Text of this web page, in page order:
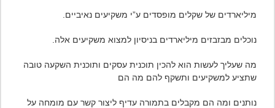
מיליארדים של שקלים מופסדים ע”י משקיעים נאיביים.
נוכלים מבזבזים מיליארדים בניסיון למצוא משקיעים אלה.
מה שעליך לעשות הוא להכין תוכנית עסקים ותוכנית השקעה טובה
שתציע למשקיעים ותשקף להם מה הם
נותנים ומה הם מקבלים בתמורה עדיף ליצור קשר עם מומחה על